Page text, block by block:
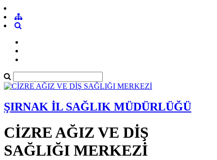
ŞIRNAK İL SAĞLIK MÜDÜRLÜĞÜ
CİZRE AĞIZ VE DİŞ
SAĞLIĞI MERKEZİ